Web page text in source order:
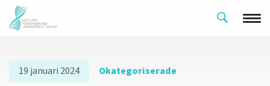
19 januari 2024 Okategoriserade